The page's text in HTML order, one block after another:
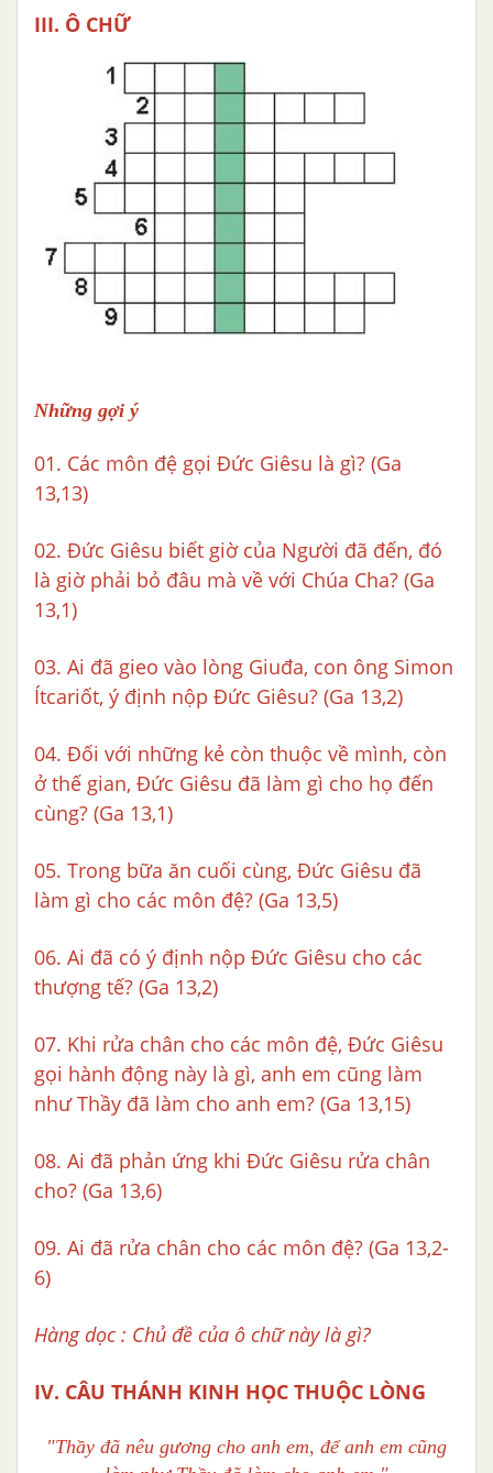
III. Ô CHỮ
Những gợi ý
01. Các môn đệ gọi Đức Giêsu là gì? (Ga
13,13)
02. Đức Giêsu biết giờ của Người đã đến, đó
là giờ phải bỏ đâu mà về với Chúa Cha? (Ga
13,1)
03. Ai đã gieo vào lòng Giuđa, con ông Simon
Ítcariốt, ý định nộp Đức Giêsu? (Ga 13,2)
04. Đối với những kẻ còn thuộc về mình, còn
ở thế gian, Đức Giêsu đã làm gì cho họ đến
cùng? (Ga 13,1)
05. Trong bữa ăn cuối cùng, Đức Giêsu đã
làm gì cho các môn đệ? (Ga 13,5)
06. Ai đã có ý định nộp Đức Giêsu cho các
thượng tế? (Ga 13,2)
07. Khi rửa chân cho các môn đệ, Đức Giêsu
gọi hành động này là gì, anh em cũng làm
như Thầy đã làm cho anh em? (Ga 13,15)
08. Ai đã phản ứng khi Đức Giêsu rửa chân
cho? (Ga 13,6)
09. Ai đã rửa chân cho các môn đệ? (Ga 13,2-
6)
Hàng dọc : Chủ đề của ô chữ này là gì?
IV. CÂU THÁNH KINH HỌC THUỘC LÒNG
"Thầy đã nêu gương cho anh em, để anh em cũng